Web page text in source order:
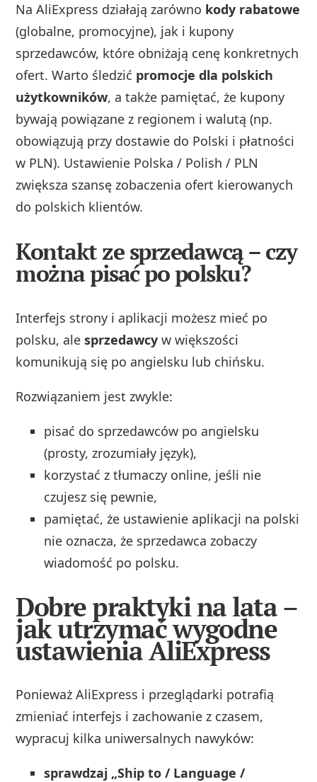
Na AliExpress działają zarówno kody rabatowe
(globalne, promocyjne), jak i kupony
sprzedawców, które obniżają cenę konkretnych
ofert. Warto śledzić promocje dla polskich
użytkowników, a także pamiętać, że kupony
bywają powiązane z regionem i walutą (np.
obowiązują przy dostawie do Polski i płatności
w PLN). Ustawienie Polska / Polish / PLN
zwiększa szansę zobaczenia ofert kierowanych
do polskich klientów.
Kontakt ze sprzedawcą – czy
można pisać po polsku?
Interfejs strony i aplikacji możesz mieć po
polsku, alesprzedawcy w większości
komunikują się po angielsku lub chińsku.
Rozwiązaniem jest zwykle:
pisać do sprzedawców po angielsku
(prosty, zrozumiały język),
korzystać z tłumaczy online, jeśli nie
czujesz się pewnie,
pamiętać, że ustawienie aplikacji na polski
nie oznacza, że sprzedawca zobaczy
wiadomość po polsku.
Dobre praktyki na lata –
jak utrzymać wygodne
ustawienia AliExpress
Ponieważ AliExpress i przeglądarki potrafią
zmieniać interfejs i zachowanie z czasem,
wypracuj kilka uniwersalnych nawyków:
sprawdzaj „Ship to / Language /